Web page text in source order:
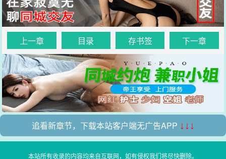
上一章 目录 存书签 下一章
追看新章节，下载本站客户端无广告APP ↓↓↓
本站所有收录的内容均来自互联网，如有侵权我们将尽快删除。